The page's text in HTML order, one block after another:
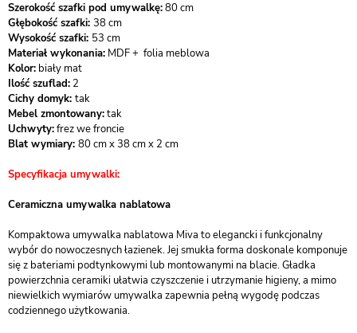
Szerokość szafki pod umywalkę:80 cm
Głębokość szafki: 38 cm
Wysokość szafki: 53 cm
Materiał wykonania: MDF + folia meblowa
Kolor: biały mat
Ilość szuflad: 2
Cichy domyk: tak
Mebel zmontowany:tak
Uchwyty:frez we froncie
Blat wymiary: 80 cm x 38 cm x 2 cm
Specyfikacja umywalki:
Ceramiczna umywalka nablatowa
Kompaktowa umywalka nablatowa Miva to elegancki i funkcjonalny
wybór do nowoczesnych łazienek. Jej smukła forma doskonale komponuje
się z bateriami podtynkowymi lub montowanymi na blacie. Gładka
powierzchnia ceramiki ułatwia czyszczenie i utrzymanie higieny, a mimo
niewielkich wymiarów umywalka zapewnia pełną wygodę podczas
codziennego użytkowania.